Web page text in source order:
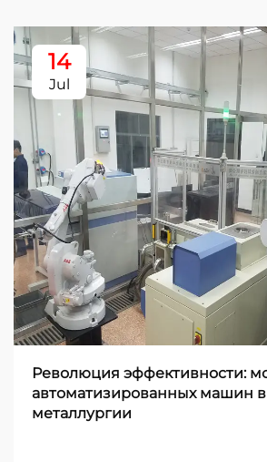
14
Jul
Революция эффективности:
автоматизированных машин
металлургии